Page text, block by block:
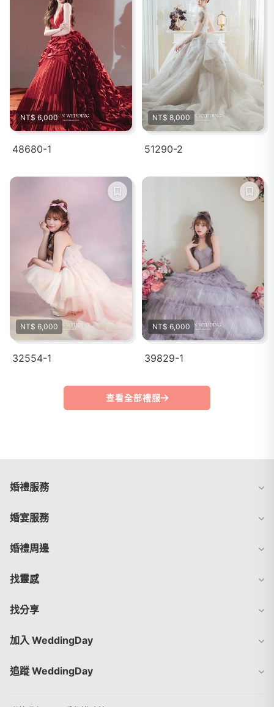
NT$ 6,000
48680-1
NT$ 8,000
51290-2
NT$ 6,000
32554-1
NT$ 6,000
39829-1
查看全部禮服
婚禮服務
婚宴服務
婚禮周邊
找靈感
找分享
加入 WeddingDay
追蹤 WeddingDay